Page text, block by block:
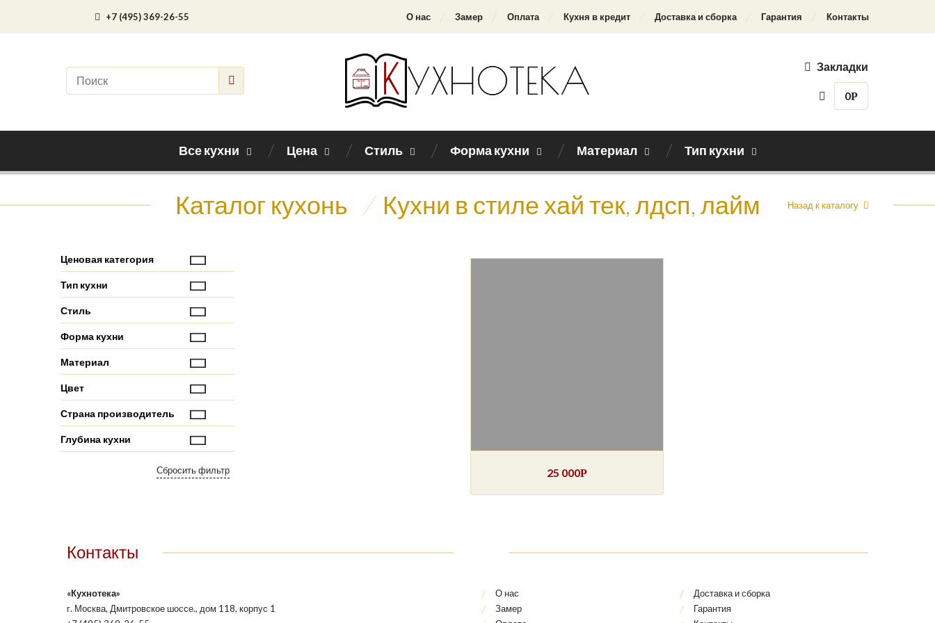
+7 (495) 369-26-55 О нас Замер Оплата Кухня в кредит Доставка и сборка Гарантия Контакты
Закладки
0Р
Все кухни Цена Стиль Форма кухни Материал Тип кухни
Каталог кухонь / Кухни в стиле хай тек, лдсп, лайм Назад к каталогу
25 000Р
Ценовая категория
Тип кухни
Стиль
Форма кухни
Материал
Цвет
Страна производитель
Глубина кухни
Контакты
«Кухнотека»
г. Москва, Дмитровское шоссе., дом 118, корпус 1
О нас
Замер
Доставка и сборка
Гарантия